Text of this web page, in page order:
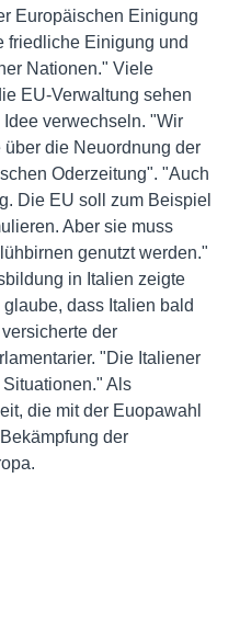
Europäischen Einigung
friedliche Einigung und
Nationen." Viele
EU-Verwaltung sehen
verwechseln. "Wir
die Neuordnung der
Oderzeitung". "Auch
Die EU soll zum Beispiel
Aber sie muss
genutzt werden."
in Italien zeigte
dass Italien bald
der
"Die Italiener
Als
die mit der Euopawahl
der